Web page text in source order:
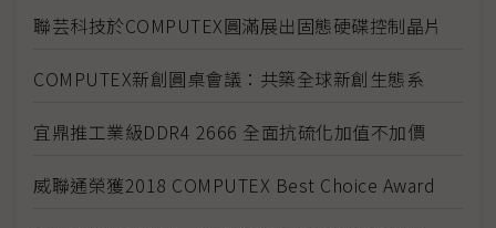
聯芸科技於COMPUTEX圓滿展出固態硬碟控制晶片
COMPUTEX新創圓桌會議：共築全球新創生態系
宜鼎推工業級DDR4 2666 全面抗硫化加值不加價
威聯通榮獲2018 COMPUTEX Best Choice Award